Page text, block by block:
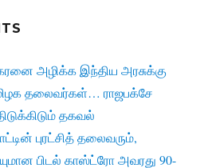
அழிக்க இந்திய அரசுக்கு
தலைவர்கள்… ராஜபக்சே
தகவல்
புரட்சித் தலைவரும்,
பிடல் காஸ்ட்ரோ அவரது 90-